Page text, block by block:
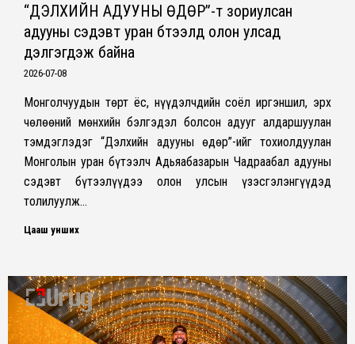
“ДЭЛХИЙН АДУУНЫ ӨДӨР”-т зориулсан
адууны сэдэвт уран бүтээлүүд олон улсад
дэлгэгдэж байна
2026-07-08
Монголчуудын төрт ёс, нүүдэлчдийн соёл иргэншил, эрх
чөлөөний мөнхийн бэлгэдэл болсон адууг алдаршуулан
тэмдэглэдэг “Дэлхийн адууны өдөр”-ийг тохиолдуулан
Монголын уран бүтээлч Адьяабазарын Чадраабал адууны
сэдэвт бүтээлүүдээ олон улсын үзэсгэлэнгүүдэд
толилуулж…
Цааш унших